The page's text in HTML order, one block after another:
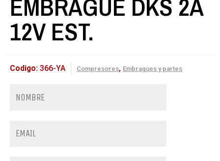
EMBRAGUE DKS 2A
12V EST.
Codigo: 366-YA Compresores, Embragues y partes